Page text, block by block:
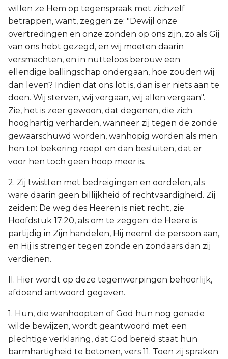
willen ze Hem op tegenspraak met zichzelf
betrappen, want, zeggen ze: "Dewijl onze
overtredingen en onze zonden op ons zijn, zo als Gij
van ons hebt gezegd, en wij moeten daarin
versmachten, en in nutteloos berouw een
ellendige ballingschap ondergaan, hoe zouden wij
dan leven? Indien dat ons lot is, dan is er niets aan te
doen. Wij sterven, wij vergaan, wij allen vergaan".
Zie, het is zeer gewoon, dat degenen, die zich
hooghartig verharden, wanneer zij tegen de zonde
gewaarschuwd worden, wanhopig worden als men
hen tot bekering roept en dan besluiten, dat er
voor hen toch geen hoop meer is.
2. Zij twistten met bedreigingen en oordelen, als
ware daarin geen billijkheid of rechtvaardigheid. Zij
zeiden: De weg des Heeren is niet recht, zie
Hoofdstuk 17:20, als om te zeggen: de Heere is
partijdig in Zijn handelen, Hij neemt de persoon aan,
en Hij is strenger tegen zonde en zondaars dan zij
verdienen.
II. Hier wordt op deze tegenwerpingen behoorlijk,
afdoend antwoord gegeven.
1. Hun, die wanhoopten of God hun nog genade
wilde bewijzen, wordt geantwoord met een
plechtige verklaring, dat God bereid staat hun
barmhartigheid te betonen, vers 11. Toen zij spraken